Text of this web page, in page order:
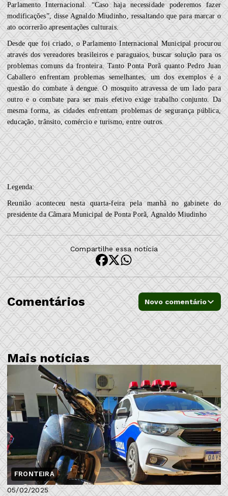
Parlamento Internacional. “Caso haja necessidade poderemos fazer
modificações”, disse Agnaldo Miudinho, ressaltando que para marcar o
ato ocorrerão apresentações culturais.
Desde que foi criado, o Parlamento Internacional Municipal procurou
através dos vereadores brasileiros e paraguaios, buscar solução para os
problemas comuns da fronteira. Tanto Ponta Porã quanto Pedro Juan
Caballero enfrentam problemas semelhantes, um dos exemplos é a
questão do combate à dengue. O mosquito atravessa de um lado para
outro e o combate para ser mais efetivo exige trabalho conjunto. Da
mesma forma, as cidades enfrentam problemas de segurança pública,
educação, trânsito, comércio e turismo, entre outros.
Legenda:
Reunião aconteceu nesta quarta-feira pela manhã no gabinete do
presidente da Câmara Municipal de Ponta Porã, Agnaldo Miudinho
Compartilhe essa notícia
Comentários Novo comentário
Mais notícias
FRONTEIRA
05/02/2025